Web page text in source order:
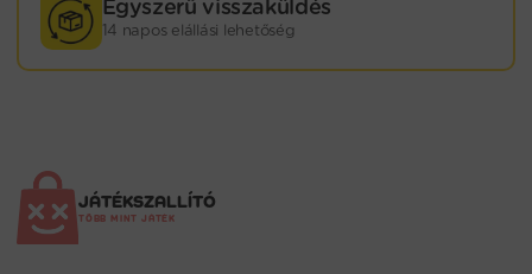
Egyszerű visszaküldés
14 napos elállási lehetőség
JÁTÉKSZALLÍTÓ
TÖBB MINT JÁTÉK